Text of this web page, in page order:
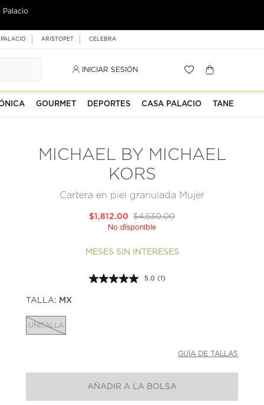
Palacio
ARISTOPET CELEBRA
INICIAR SESIÓN
GOURMET DEPORTES CASA PALACIO TANE
MICHAEL BY MICHAEL
KORS
Cartera en piel granulada Mujer
$4,530.00
$1,812.00
No disponible
MESES SIN INTERESES
5.0 Lea
página.
(1)
TALLA: MX
UNITALLA
GUÍA DE TALLAS
AÑADIR A LA BOLSA